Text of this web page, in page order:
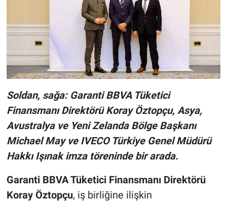
Soldan, sağa: ​​​​​Garanti BBVA Tüketici
Finansmanı Direktörü Koray Öztopçu, Asya,
Avustralya ve Yeni Zelanda Bölge Başkanı
Michael May ve IVECO Türkiye Genel Müdürü
Hakkı Işınak imza töreninde bir arada.
Garanti BBVA Tüketici Finansmanı Direktörü
Koray Öztopçu, iş birliğine ilişkin